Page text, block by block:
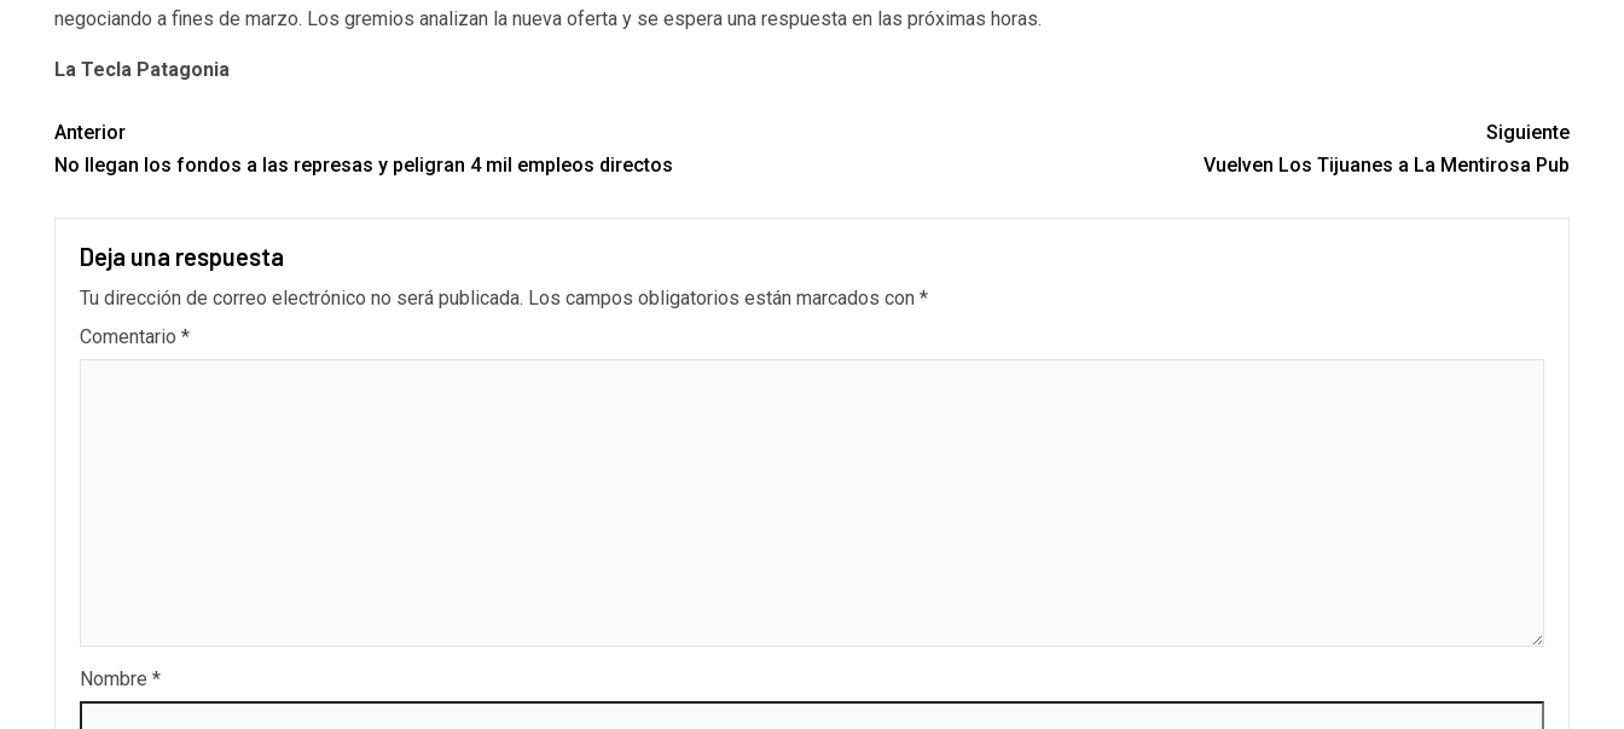
negociando a fines de marzo. Los gremios analizan la nueva oferta y se espera una respuesta en las próximas horas.
La Tecla Patagonia
Anterior
No llegan los fondos a las represas y peligran 4 mil empleos directos
Siguiente
Vuelven Los Tijuanes a La Mentirosa Pub
Deja una respuesta
Tu dirección de correo electrónico no será publicada. Los campos obligatorios están marcados con *
Comentario *
Nombre *